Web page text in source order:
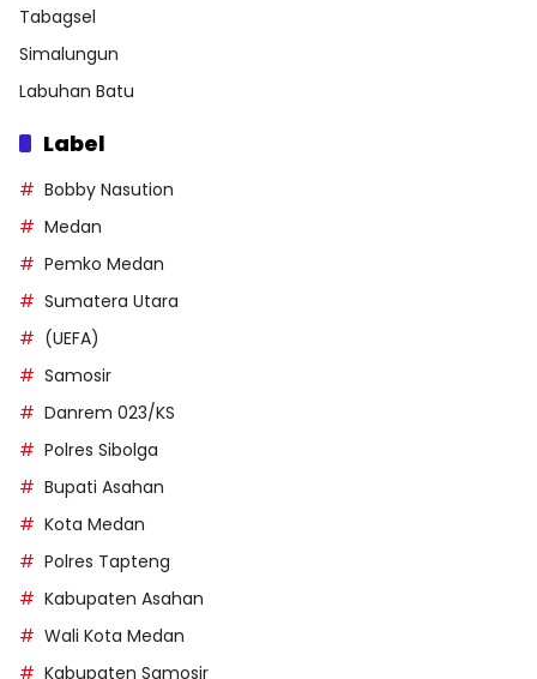
Tabagsel
Simalungun
Labuhan Batu
Label
Bobby Nasution
Medan
Pemko Medan
Sumatera Utara
(UEFA)
Samosir
Danrem 023/KS
Polres Sibolga
Bupati Asahan
Kota Medan
Polres Tapteng
Kabupaten Asahan
Wali Kota Medan
Kabupaten Samosir